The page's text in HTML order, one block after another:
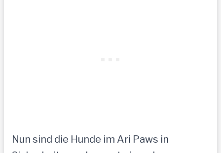
Nun sind die Hunde im Ari Paws in